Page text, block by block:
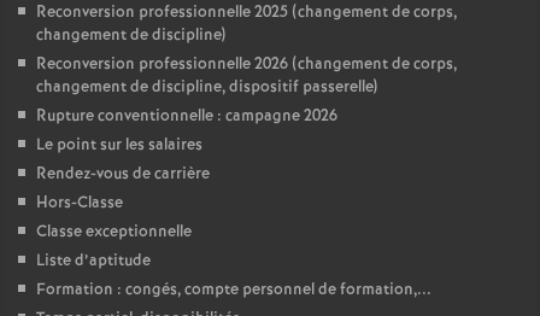
Reconversion professionnelle 2025 (changement de corps,
changement de discipline)
Reconversion professionnelle 2026 (changement de corps,
changement de discipline, dispositif passerelle)
Rupture conventionnelle : campagne 2026
Le point sur les salaires
Rendez-vous de carrière
Hors-Classe
Classe exceptionnelle
Liste d’aptitude
Formation : congés, compte personnel de formation,...